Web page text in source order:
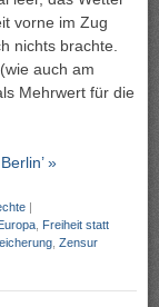
vorne im Zug
nichts brachte.
auch am
Mehrwert für die
»
Europa
Freiheit statt
Zensur